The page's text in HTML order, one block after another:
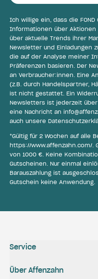
Ich willige ein, dass die FOND
Informationen über Aktionen
über aktuelle Trends ihrer
Newsletter und Einladungen
die auf der Analyse meiner
Präferenzen basieren. Der
an Verbraucher:innen. Eine
(z.B. durch Handelspartner,
ist nicht gestattet. Ein
Newsletters ist jederzeit
eine Nachricht an
auch unsere
*Gültig für 2 Wochen auf alle
https://www.affenzahn.com/.
von 1000 €. Keine
Gutscheinen. Nur einmal
Barauszahlung ist
Gutschein keine Anwendung.
Service
Über Affenzahn